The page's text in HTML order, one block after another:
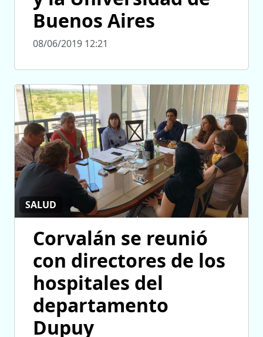
Buenos Aires
08/06/2019 12:21
SALUD
Corvalán se reunió
con directores de los
hospitales del
departamento
Dupuy